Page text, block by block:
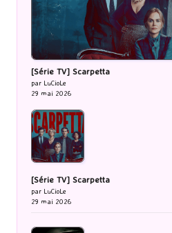
[Série TV] Scarpetta
par LuCioLe
29 mai 2026
[Série TV] Scarpetta
par LuCioLe
29 mai 2026